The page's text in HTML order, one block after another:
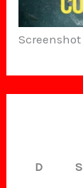
Screenshot
D S